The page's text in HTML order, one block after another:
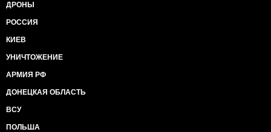
ДРОНЫ
РОССИЯ
КИЕВ
УНИЧТОЖЕНИЕ
АРМИЯ РФ
ДОНЕЦКАЯ ОБЛАСТЬ
ВСУ
ПОЛЬША